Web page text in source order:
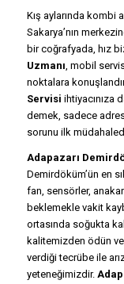
Kış aylarında kombi
Sakarya’nın
bir coğrafyada, hız
Uzmanı, mobil
noktalara
Servisi ihtiyacınıza
demek, sadece
sorunu ilk
Adapazarı
Demirdöküm’ün en
fan, sensörler,
beklemekle vakit
ortasında soğukta
kalitemizden ödün
verdiği tecrübe ile
yeteneğimizdir.